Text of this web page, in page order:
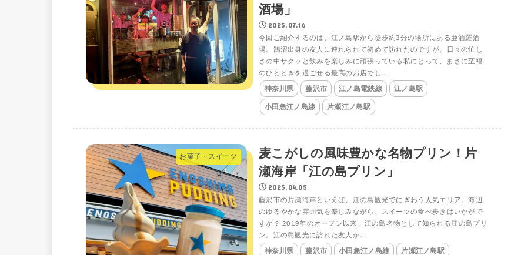
酒場」
2025.07.16
今回ご紹介するのは、江ノ島駅から徒歩約3分の場所にある亜酒羅酒
場。鵠沼出身の友人に連れられて初めて訪れたのですが、日々の忙し
さの中サクッと飲みを楽しみに頑張っている私にとって、まさに至福
のひとときを過ごせる最高のお店でし...
神奈川県 藤沢市 江ノ島電鉄線 江ノ島駅
小田急江ノ島線 片瀬江ノ島駅
お菓子・スイーツ
麦こがしの風味豊かな名物プリン！片
瀬海岸「江の島プリン」
2025.04.05
藤沢市の片瀬海岸といえば、江の島観光でにぎわう人気エリア。海辺
のゆるやかな雰囲気を楽しみながら、スイーツの食べ歩きはいかがで
すか？ 2019年のオープン以来、江の島名物として知られる江の島プリ
ン。江の島観光に訪れた友人か...
神奈川県 藤沢市 小田急江ノ島線 片瀬江ノ島駅